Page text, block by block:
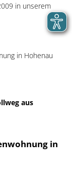
in unserem
in Hohenau
aus
in